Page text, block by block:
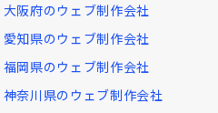
大阪府のウェブ制作会社
愛知県のウェブ制作会社
福岡県のウェブ制作会社
神奈川県のウェブ制作会社